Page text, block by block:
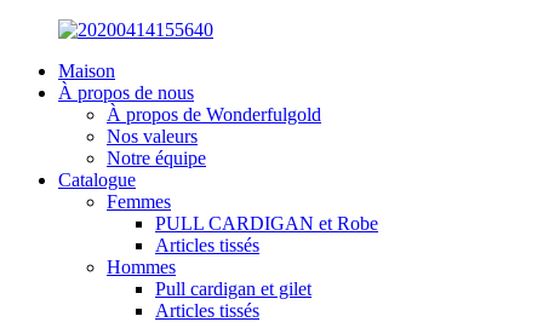
Maison
À propos de nous
À propos de Wonderfulgold
Nos valeurs
Notre équipe
Catalogue
Femmes
PULL CARDIGAN et Robe
Articles tissés
Hommes
Pull cardigan et gilet
Articles tissés